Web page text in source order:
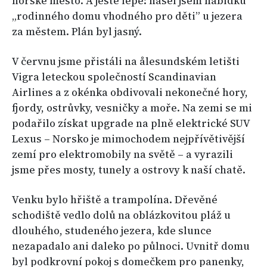
„rodinného domu vhodného pro děti” u jezera
za městem. Plán byl jasný.
V červnu jsme přistáli na ålesundském letišti
Vigra leteckou společností Scandinavian
Airlines a z okénka obdivovali nekonečné hory,
fjordy, ostrůvky, vesničky a moře. Na zemi se mi
podařilo získat upgrade na plně elektrické SUV
Lexus – Norsko je mimochodem nejpřívětivější
zemí pro elektromobily na světě – a vyrazili
jsme přes mosty, tunely a ostrovy k naší chatě.
Venku bylo hřiště a trampolína. Dřevěné
schodiště vedlo dolů na oblázkovitou pláž u
dlouhého, studeného jezera, kde slunce
nezapadalo ani daleko po půlnoci. Uvnitř domu
byl podkrovní pokoj s domečkem pro panenky,